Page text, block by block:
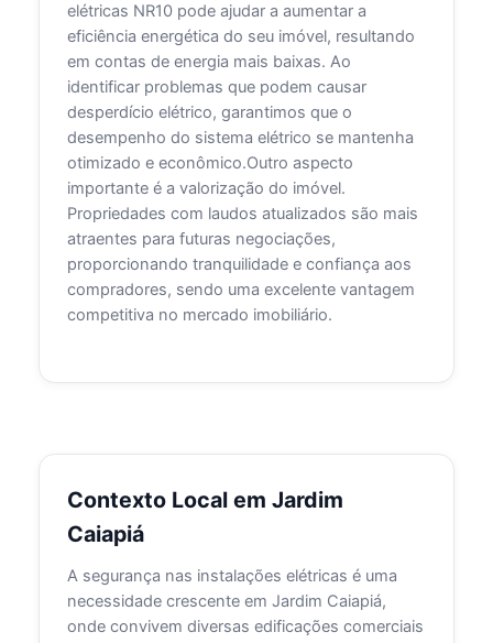
elétricas NR10 pode ajudar a aumentar a
eficiência energética do seu imóvel, resultando
em contas de energia mais baixas. Ao
identificar problemas que podem causar
desperdício elétrico, garantimos que o
desempenho do sistema elétrico se mantenha
otimizado e econômico.Outro aspecto
importante é a valorização do imóvel.
Propriedades com laudos atualizados são mais
atraentes para futuras negociações,
proporcionando tranquilidade e confiança aos
compradores, sendo uma excelente vantagem
competitiva no mercado imobiliário.
Contexto Local em Jardim
Caiapiá
A segurança nas instalações elétricas é uma
necessidade crescente em Jardim Caiapiá,
onde convivem diversas edificações comerciais